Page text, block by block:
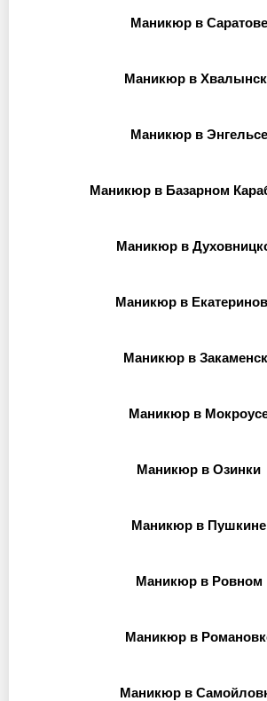
Маникюр в Саратове
Маникюр в
Маникюр в Энгельсе
Маникюр в Базарном
Маникюр в
Маникюр в
Маникюр в
Маникюр в
Маникюр в Озинки
Маникюр в Пушкине
Маникюр в Ровном
Маникюр в
Маникюр в